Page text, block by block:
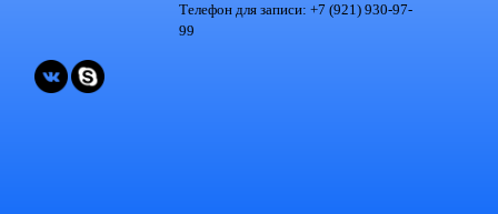
Телефон для записи: +7 (921) 930-97-
99